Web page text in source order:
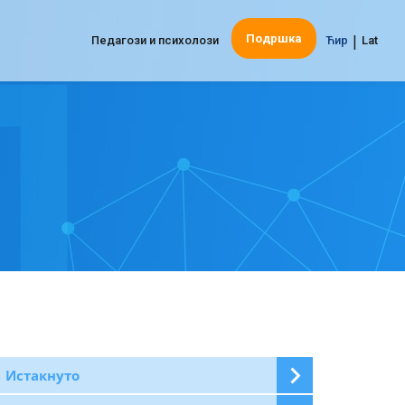
Ћир | Lat
Педагози и психолози Подршка
Истакнуто